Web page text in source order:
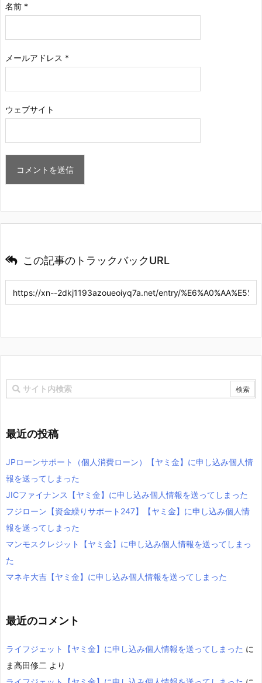
名前 *
メールアドレス *
ウェブサイト
この記事のトラックバックURL
最近の投稿
JPローンサポート（個人消費ローン）【ヤミ金】に申し込み個人情
報を送ってしまった
JICファイナンス【ヤミ金】に申し込み個人情報を送ってしまった
フジローン【資金繰りサポート247】【ヤミ金】に申し込み個人情
報を送ってしまった
マンモスクレジット【ヤミ金】に申し込み個人情報を送ってしまっ
た
マネキ大吉【ヤミ金】に申し込み個人情報を送ってしまった
最近のコメント
ライフジェット【ヤミ金】に申し込み個人情報を送ってしまった に
ま高田修二 より